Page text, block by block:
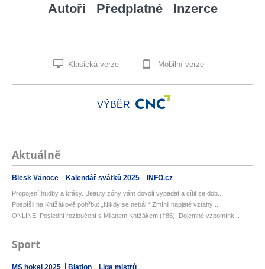
Autoři Předplatné Inzerce
Klasická verze Mobilní verze
VÝBĚR
Aktuálně
Blesk Vánoce Kalendář svátků 2025 INFO.cz
Propojení hudby a krásy. Beauty zóny vám dovolí vypadat a cítit se dob...
Pospíšil na Knížákově pohřbu: „Nikdy se nebál.“ Zmínil napjaté vztahy ...
ONLINE: Poslední rozloučení s Milanem Knížákem (†86): Dojemné vzpomínk...
Sport
MS hokej 2025 Biatlon Liga mistrů